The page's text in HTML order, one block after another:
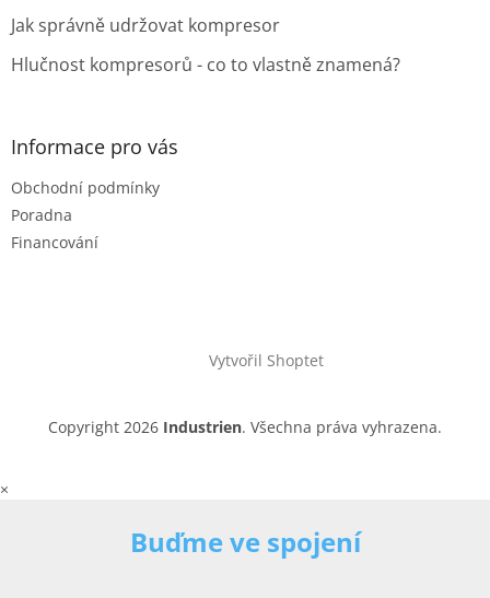
Jak správně udržovat kompresor
Hlučnost kompresorů - co to vlastně znamená?
Informace pro vás
Obchodní podmínky
Poradna
Financování
Vytvořil Shoptet
Copyright 2026 Industrien. Všechna práva vyhrazena.
×
Buďme ve spojení